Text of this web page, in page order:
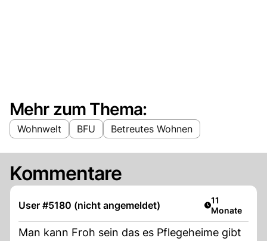
Mehr zum Thema:
Wohnwelt BFU Betreutes Wohnen
Kommentare
User #5180 (nicht angemeldet) Artikel
11
Monate
Man kann Froh sein das es Pflegeheime gibt